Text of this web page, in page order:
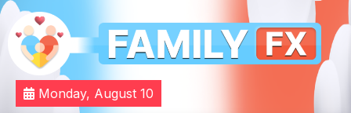
Skip
content
Familyfx
Your Daily Dose of Family Wisdom
Monday, August 10